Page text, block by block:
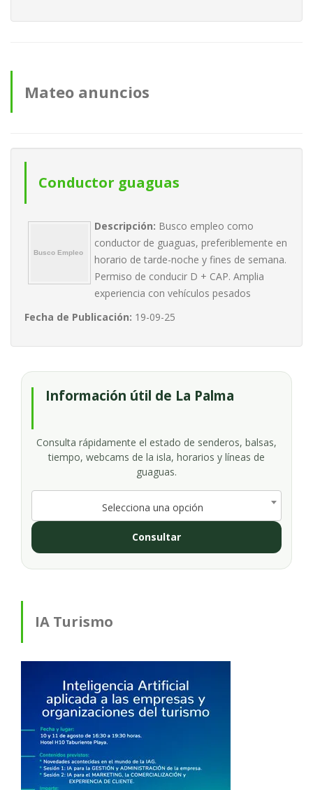
Mateo anuncios
Conductor guaguas
Descripción: Busco empleo como
conductor de guaguas, preferiblemente en
horario de tarde-noche y fines de semana.
Permiso de conducir D + CAP. Amplia
experiencia con vehículos pesados
Fecha de Publicación: 19-09-25
Información útil de La Palma
Consulta rápidamente el estado de senderos, balsas,
tiempo, webcams de la isla, horarios y líneas de
guaguas.
Selecciona una opción
Consultar
IA Turismo